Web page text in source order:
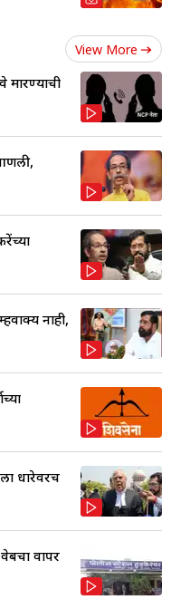
View More
नाही,
धारेवरच
वापर